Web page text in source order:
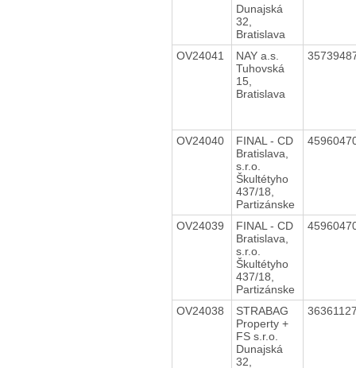
Dunajská
32,
Bratislava
OV24041
NAY a.s.
Tuhovská
15,
Bratislava
OV24040
FINAL - CD
Bratislava,
s.r.o.
Škultétyho
437/18,
Partizánske
OV24039
FINAL - CD
Bratislava,
s.r.o.
Škultétyho
437/18,
Partizánske
OV24038
STRABAG
Property +
FS s.r.o.
Dunajská
32,